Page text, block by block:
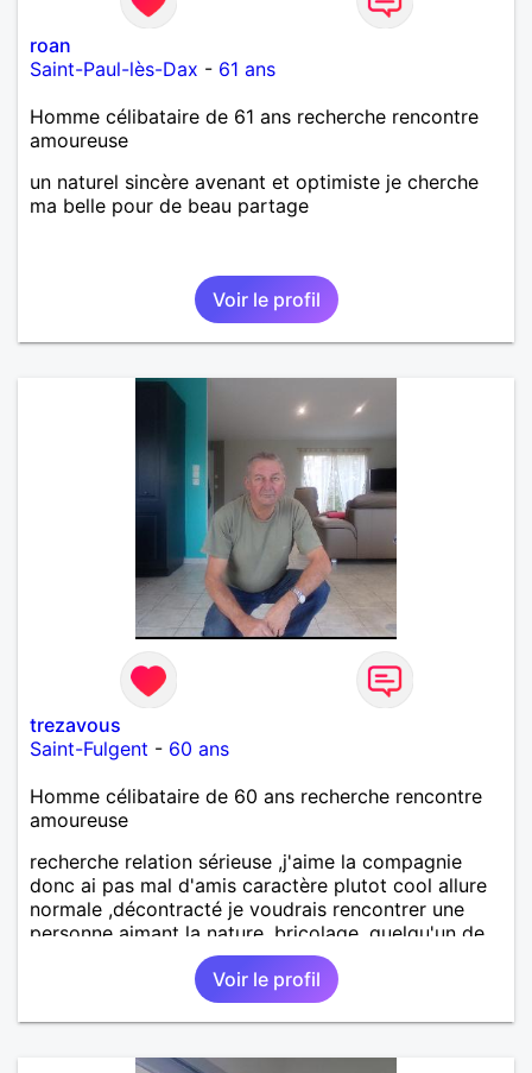
roan
Saint-Paul-lès-Dax - 61 ans
Homme célibataire de 61 ans recherche rencontre
amoureuse
un naturel sincère avenant et optimiste je cherche
ma belle pour de beau partage
Voir le profil
trezavous
Saint-Fulgent - 60 ans
Homme célibataire de 60 ans recherche rencontre
amoureuse
recherche relation sérieuse ,j'aime la compagnie
donc ai pas mal d'amis caractère plutot cool allure
normale ,décontracté je voudrais rencontrer une
personne aimant la nature ,bricolage ,quelqu'un de
simple et naturel à vos claviers mesdames
Voir le profil